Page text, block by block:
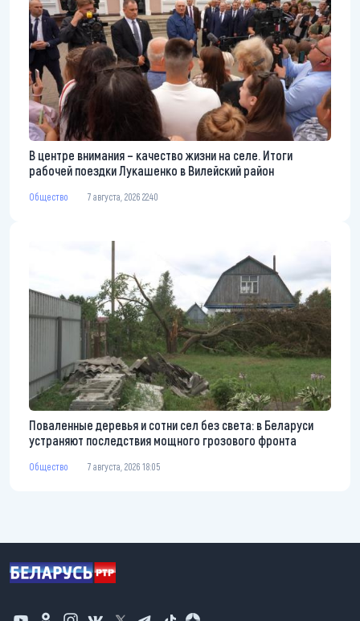
В центре внимания – качество жизни на селе. Итоги
рабочей поездки Лукашенко в Вилейский район
Общество 7 августа, 2026 22:40
Поваленные деревья и сотни сел без света: в Беларуси
устраняют последствия мощного грозового фронта
Общество 7 августа, 2026 18:05